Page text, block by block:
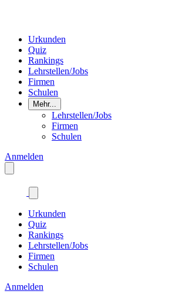
Urkunden
Quiz
Rankings
Lehrstellen/Jobs
Firmen
Schulen
Mehr...
Lehrstellen/Jobs
Firmen
Schulen
Anmelden
Urkunden
Quiz
Rankings
Lehrstellen/Jobs
Firmen
Schulen
Anmelden